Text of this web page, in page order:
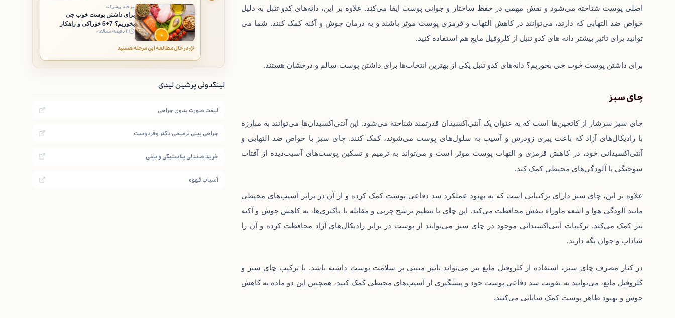
اصلی پوست شناخته می‌شود و نقش مهمی در حفظ ساختار و جوانی پوست ایفا می‌کند. علاوه بر این، دانه‌های کدو تنبل به دلیل
خواص ضد التهابی که دارند، می‌توانند در کاهش التهاب و قرمزی پوست موثر باشند و به درمان جوش و آکنه کمک کنند. شما می
توانید برای تاثیر بیشتر دانه های کدو تنبل از کلروفیل مایع هم استفاده کنید.
برای داشتن پوست خوب چی بخوریم؟ دانه‌های کدو تنبل یکی از بهترین انتخاب‌ها برای داشتن پوست سالم و درخشان هستند.
چای سبز
چای سبز سرشار از کاتچین‌ها است که به عنوان یک آنتی‌اکسیدان قدرتمند شناخته می‌شود. این آنتی‌اکسیدان‌ها می‌توانند به مبارزه
با رادیکال‌های آزاد که باعث پیری زودرس و آسیب به سلول‌های پوست می‌شوند، کمک کنند. چای سبز با خواص ضد التهابی و
آنتی‌اکسیدانی خود، در کاهش قرمزی و التهاب پوست موثر است و می‌تواند به ترمیم و تسکین پوست‌های آسیب‌دیده از آفتاب
سوختگی یا آلودگی‌های محیطی کمک کند.
علاوه بر این، چای سبز دارای ترکیباتی است که به بهبود عملکرد سد دفاعی پوست کمک کرده و از آن در برابر آسیب‌های محیطی
مانند آلودگی هوا و اشعه ماوراء بنفش محافظت می‌کند. این چای با تنظیم ترشح چربی و مقابله با باکتری‌ها، به کاهش جوش و آکنه
نیز کمک می‌کند. ترکیبات آنتی‌اکسیدانی موجود در چای سبز می‌توانند از پوست در برابر رادیکال‌های آزاد محافظت کرده و آن را
شاداب و جوان نگه دارند.
در کنار مصرف چای سبز، استفاده از کلروفیل مایع نیز می‌تواند تاثیر مثبتی بر سلامت پوست داشته باشد. با ترکیب چای سبز و
کلروفیل مایع، می‌توانید به تقویت سد دفاعی پوست خود و پیشگیری از آسیب‌های محیطی کمک کنید، همچنین این دو ماده به کاهش
جوش و بهبود ظاهر پوست کمک شایانی می‌کنند.
مرحله پیشرفته
برای داشتن پوست خوب چی
بخوریم؟ 7+6 خوراکی و راهکار
۱۱ دقیقه مطالعه
در حال مطالعه این مرحله هستید
لینکدونی پرشین لیدی
لیفت صورت بدون جراحی
جراحی بینی ترمیمی دکتر وقردوست
خرید صندلی پلاستیکی و باغی
آسیاب قهوه